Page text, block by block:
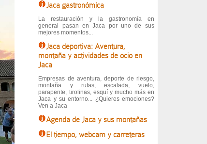
Jaca gastronómica
La restauración y la gastronomía en
general pasan en Jaca por uno de sus
mejores momentos...
Jaca deportiva: Aventura,
montaña y actividades de ocio en
Jaca
Empresas de aventura, deporte de riesgo,
montaña y rutas, escalada, vuelo,
parapente, tirolinas, esquí y mucho más en
Jaca y su entorno... ¿Quieres emociones?
Ven a Jaca
Agenda de Jaca y sus montañas
El tiempo, webcam y carreteras